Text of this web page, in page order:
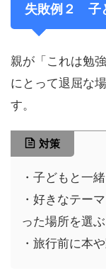
失敗例２ 子
親が「これは勉
にとって退屈な
す。
対策
・子どもと一
・好きなテー
った場所を選ぶ
・旅行前に本